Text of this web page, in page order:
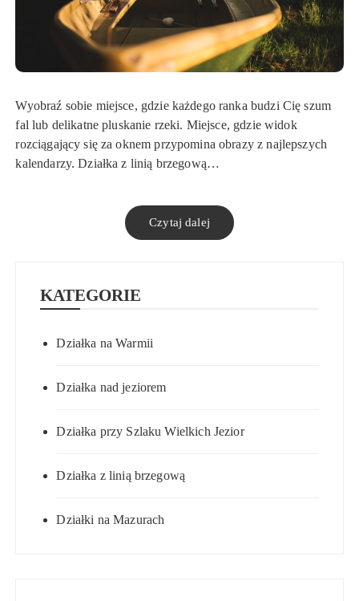
Wyobraź sobie miejsce, gdzie każdego ranka budzi Cię szum
fal lub delikatne pluskanie rzeki. Miejsce, gdzie widok
rozciągający się za oknem przypomina obrazy z najlepszych
kalendarzy. Działka z linią brzegową…
Czytaj dalej
KATEGORIE
Działka na Warmii
Działka nad jeziorem
Działka przy Szlaku Wielkich Jezior
Działka z linią brzegową
Działki na Mazurach